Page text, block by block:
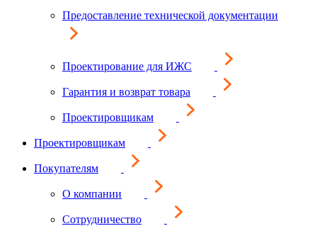
Предоставление технической документации
Проектирование для ИЖС
Гарантия и возврат товара
Проектировщикам
Проектировщикам
Покупателям
О компании
Сотрудничество